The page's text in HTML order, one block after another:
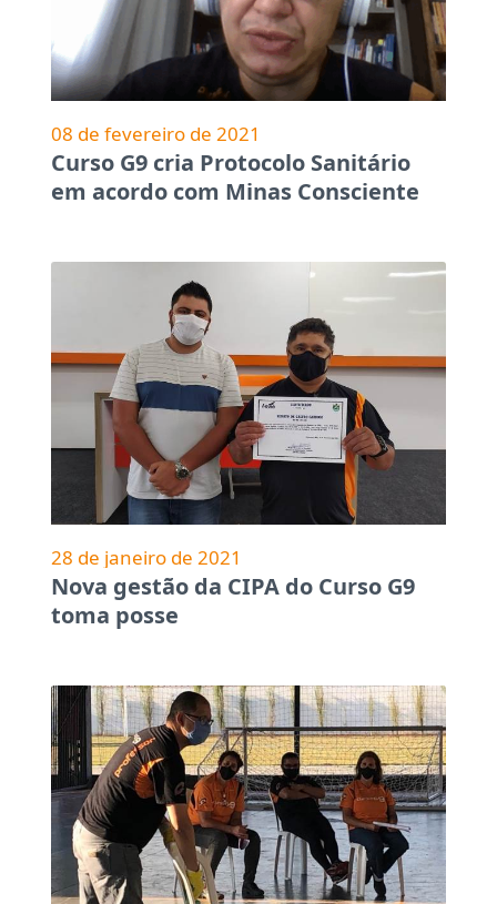
08 de fevereiro de 2021
Curso G9 cria Protocolo Sanitário
em acordo com Minas Consciente
28 de janeiro de 2021
Nova gestão da CIPA do Curso G9
toma posse